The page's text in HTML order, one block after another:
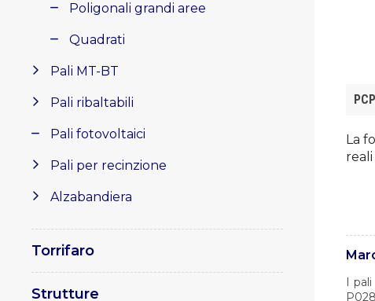
Poligonali grandi aree
Quadrati
Pali MT-BT
Pali ribaltabili
Pali fotovoltaici
Pali per recinzione
Alzabandiera
Torrifaro
Strutture
La
I